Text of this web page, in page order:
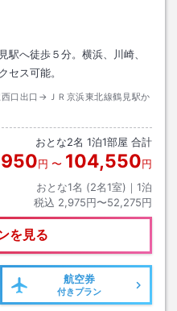
駅へ徒歩５分。横浜、川崎、
セス可能。
口出口→ＪＲ京浜東北線鶴見駅か
おとな2名 1泊1部屋 合計
円 〜 104,550円
おとな1名 (2名1室)｜ 1泊
税込 2,975円〜52,275円
を見る
航空券
付きプラン